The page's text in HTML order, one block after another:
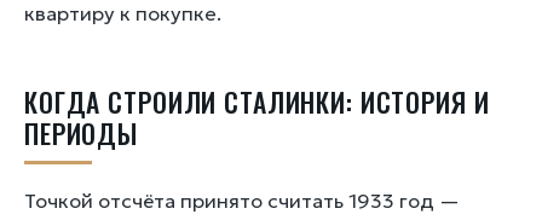
квартиру к покупке.
КОГДА СТРОИЛИ СТАЛИНКИ: ИСТОРИЯ И
ПЕРИОДЫ
Точкой отсчёта принято считать 1933 год —